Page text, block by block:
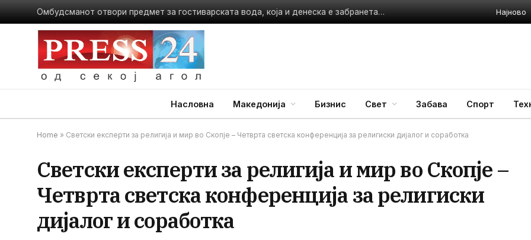
Омбудсманот отвори предмет за гостиварската вода, која и денеска е забранета за пиење Најново
Насловна Македонија Бизнис Свет Забава Спорт
Home » Светски експерти за религија и мир во Скопје – Четврта светска конференција за религиски дијалог и соработка
Светски експерти за религија и мир во Скопје –
Четврта светска конференција за религиски
дијалог и соработка